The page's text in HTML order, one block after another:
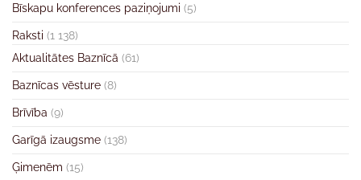
Bīskapu konferences paziņojumi (5)
Raksti (1 138)
Aktualitātes Baznīcā (61)
Baznīcas vēsture (8)
Brīvība (9)
Garīgā izaugsme (138)
Ģimenēm (15)